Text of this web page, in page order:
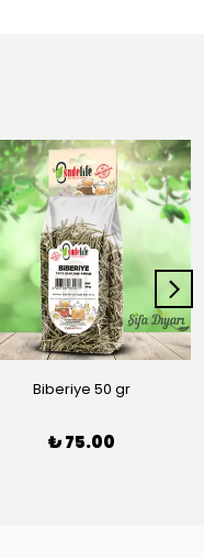
Biberiye 50 gr
₺ 75.00